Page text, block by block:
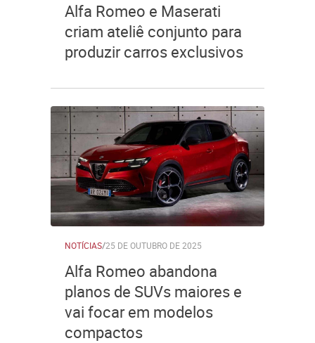
Alfa Romeo e Maserati
criam ateliê conjunto para
produzir carros exclusivos
NOTÍCIAS/25 DE OUTUBRO DE 2025
Alfa Romeo abandona
planos de SUVs maiores e
vai focar em modelos
compactos